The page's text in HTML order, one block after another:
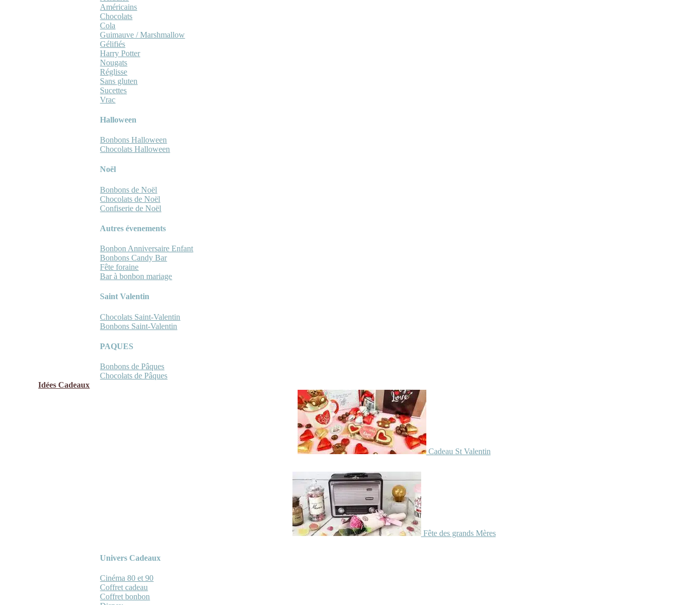
Américains
Chocolats
Cola
Guimauve / Marshmallow
Gélifiés
Harry Potter
Nougats
Réglisse
Sans gluten
Sucettes
Vrac
Halloween
Bonbons Halloween
Chocolats Halloween
Noël
Bonbons de Noël
Chocolats de Noël
Confiserie de Noël
Autres évenements
Bonbon Anniversaire Enfant
Bonbons Candy Bar
Fête foraine
Bar à bonbon mariage
Saint Valentin
Chocolats Saint-Valentin
Bonbons Saint-Valentin
PAQUES
Bonbons de Pâques
Chocolats de Pâques
Idées Cadeaux
Cadeau St Valentin
Fête des grands Mères
Univers Cadeaux
Cinéma 80 et 90
Coffret cadeau
Coffret bonbon